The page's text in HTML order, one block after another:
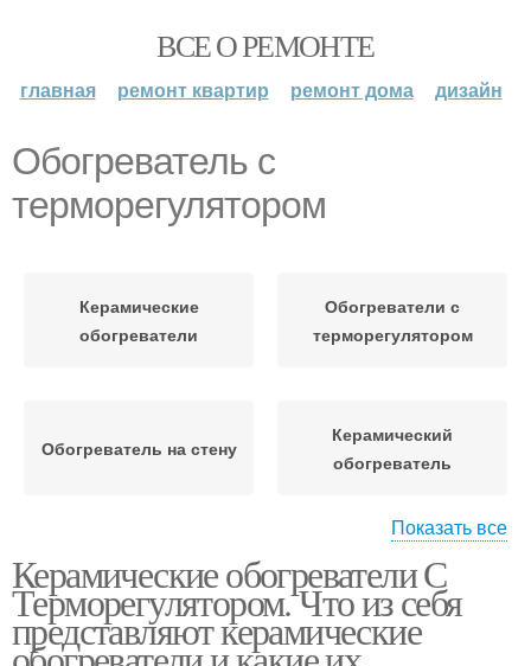
ВСЕ О РЕМОНТЕ
главная ремонт квартир ремонт дома дизайн
Обогреватель с
терморегулятором
Керамические
обогреватели
Обогреватели с
терморегулятором
Обогреватель на стену
Керамический
обогреватель
терморегулятором
Панельный
обогреватель
Показать все
Керамические обогреватели С
Терморегулятором. Что из себя
представляют керамические